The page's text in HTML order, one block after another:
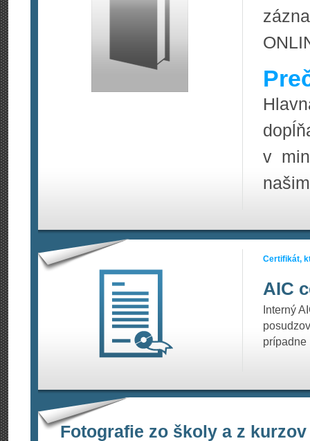
v
Certifikát,
AIC
Interný
prípadne
Fotografie zo školy a z kurzov